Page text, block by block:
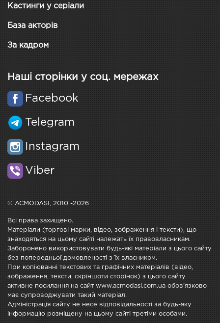
Кастинги у серіали
База акторів
За кадром
Наші сторінки у соц. мережах
Facebook
Telegram
Instagram
Viber
© ACMODASI, 2010 -2026
Всі права захищено.
Матеріали (торгові марки, відео, зображення і тексти), що
знаходяться на цьому сайті належать їх правовласникам.
Заборонено використовувати будь-які матеріали з цього сайту
без попередньої домовленості з їх власником.
При копіюванні текстових та графічних матеріалів (відео,
зображення, тексти, скріншоти сторінок) з цього сайту
активне посилання на сайт www.acmodasi.com.ua обов'язково
має супроводжувати такий матеріал.
Адміністрація сайту не несе відповідальності за будь-яку
інформацію розміщену на цьому сайті третіми особами.